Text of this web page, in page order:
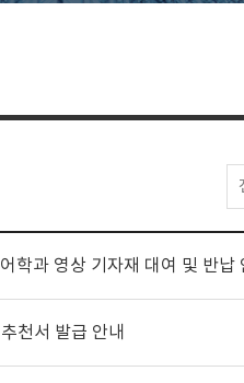
학과 영상 기자재 대여 및 반납
천서 발급 안내